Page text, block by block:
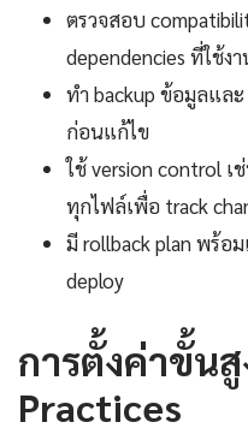
ตรวจสอบ
dependencies ที่ใช้
ทำ backup ข้อมูลแล
ก่อนแก้ไข
ใช้ version control
ทุกไฟล์เพื่อ track
มี rollback plan พร้อ
deploy
การตั้งค่าขั้น
Practices